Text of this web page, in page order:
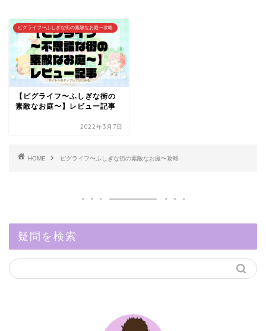
ピグライフ〜ふしぎな街の素敵なお庭〜攻略
【ピグライフ〜ふしぎな街の
素敵なお庭〜】レビュー記事
2022年3月7日
HOME ピグライフ〜ふしぎな街の素敵なお庭〜攻略
疑問を検索